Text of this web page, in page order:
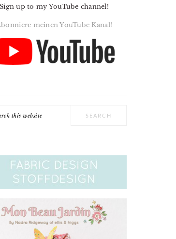
Sign up to my YouTube channel!
meinen YouTube Kanal!